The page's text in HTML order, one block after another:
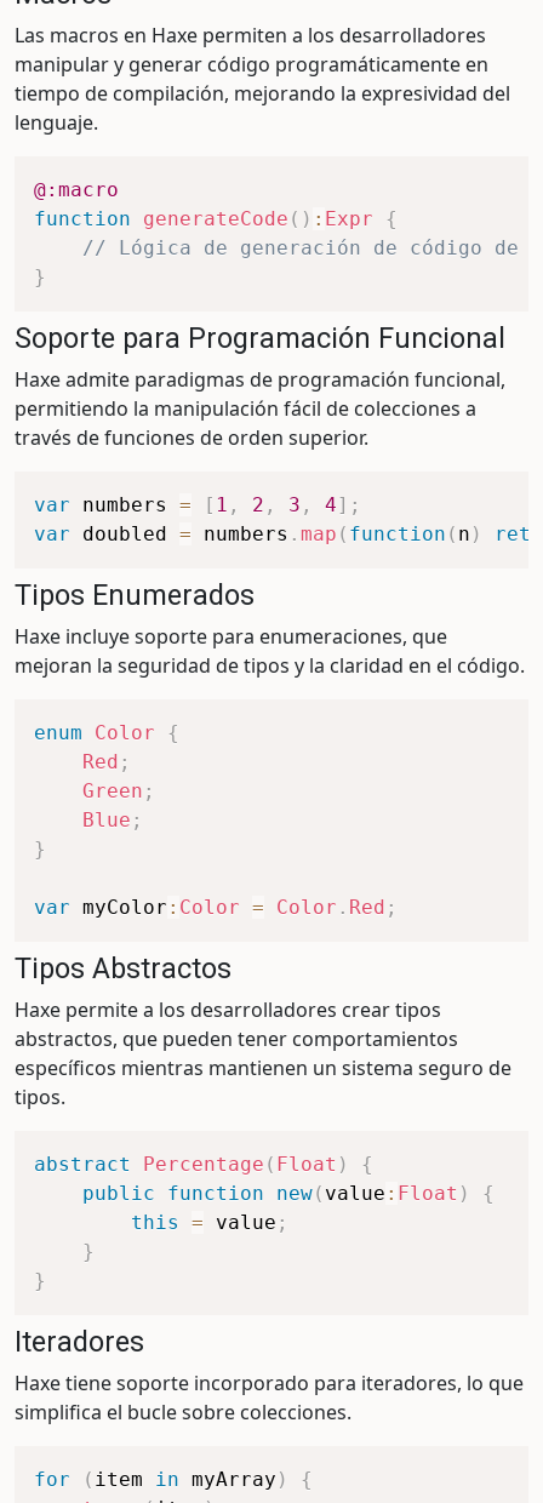
Las macros en Haxe permiten a los desarrolladores
manipular y generar código programáticamente en
tiempo de compilación, mejorando la expresividad del
lenguaje.
@:macro
function
generateCode ( ) : Expr
{
// Lógica de generación de código de
}
Soporte para Programación Funcional
Haxe admite paradigmas de programación funcional,
permitiendo la manipulación fácil de colecciones a
través de funciones de orden superior.
var numbers = [ 1 , 2 , 3 , 4] ;
var doubled = numbers . map ( function ( n )
Tipos Enumerados
Haxe incluye soporte para enumeraciones, que
mejoran la seguridad de tipos y la claridad en el código.
enum Color
{
Red ;
Green ;
Blue ;
}
var myColor : Color = Color . Red ;
Tipos Abstractos
Haxe permite a los desarrolladores crear tipos
abstractos, que pueden tener comportamientos
específicos mientras mantienen un sistema seguro de
tipos.
abstract Percentage ( Float )
{
public
function new( value : Float )
{
this
= value ;
}
}
Iteradores
Haxe tiene soporte incorporado para iteradores, lo que
simplifica el bucle sobre colecciones.
for ( item in myArray )
{